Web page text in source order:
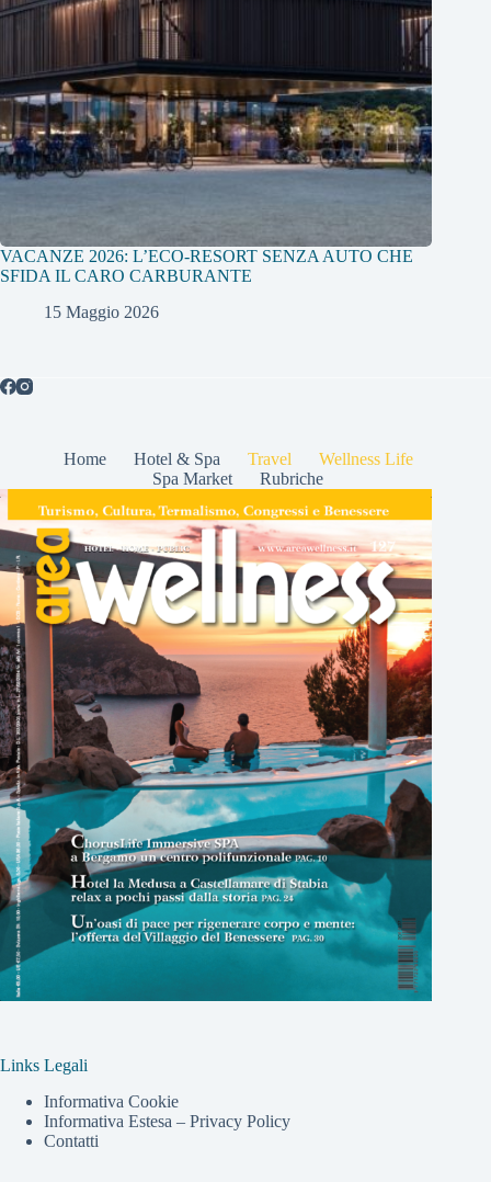
VACANZE 2026: L’ECO-RESORT SENZA AUTO CHE
SFIDA IL CARO CARBURANTE
15 Maggio 2026
Home Hotel & Spa Travel
Wellness Life
Spa Market
Rubriche
Links Legali
Informativa Cookie
Informativa Estesa – Privacy Policy
Contatti